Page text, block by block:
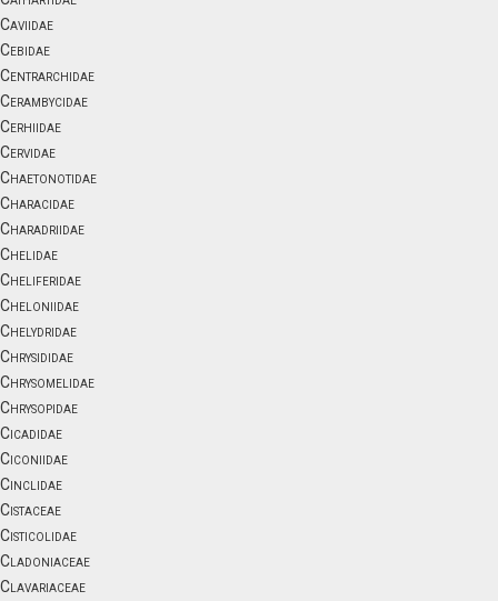
Caviidae
Cebidae
Centrarchidae
Cerambycidae
Cerhiidae
Cervidae
Chaetonotidae
Characidae
Charadriidae
Chelidae
Cheliferidae
Cheloniidae
Chelydridae
Chrysididae
Chrysomelidae
Chrysopidae
Cicadidae
Ciconiidae
Cinclidae
Cistaceae
Cisticolidae
Cladoniaceae
Clavariaceae